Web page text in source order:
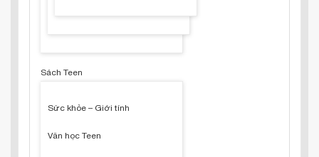
Sách Teen
Sức khỏe – Giới tính
Văn học Teen